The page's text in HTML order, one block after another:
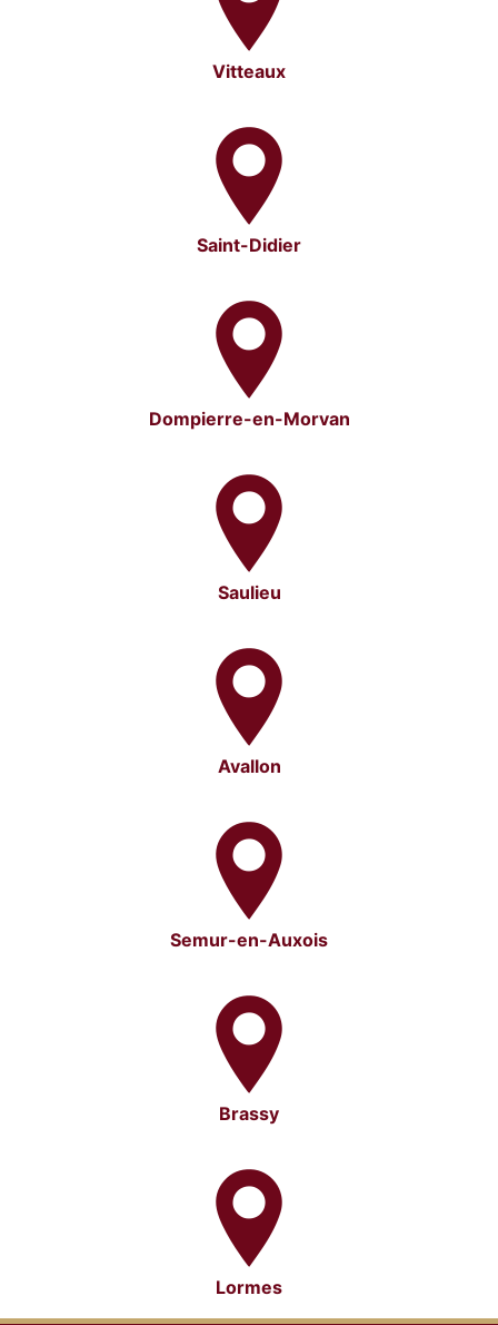
Vitteaux
Saint-Didier
Dompierre-en-Morvan
Saulieu
Avallon
Semur-en-Auxois
Brassy
Lormes